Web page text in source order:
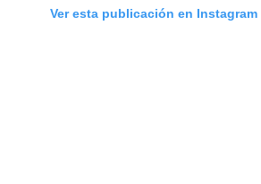
Ver esta publicación en Instagram